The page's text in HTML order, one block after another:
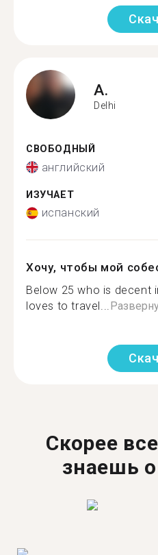
A.
Delhi
СВОБОДНЫЙ
английский
ИЗУЧАЕТ
испанский
Хочу, чтобы мой
Below 25 who is decent
loves to travel...
Скорее
знаешь